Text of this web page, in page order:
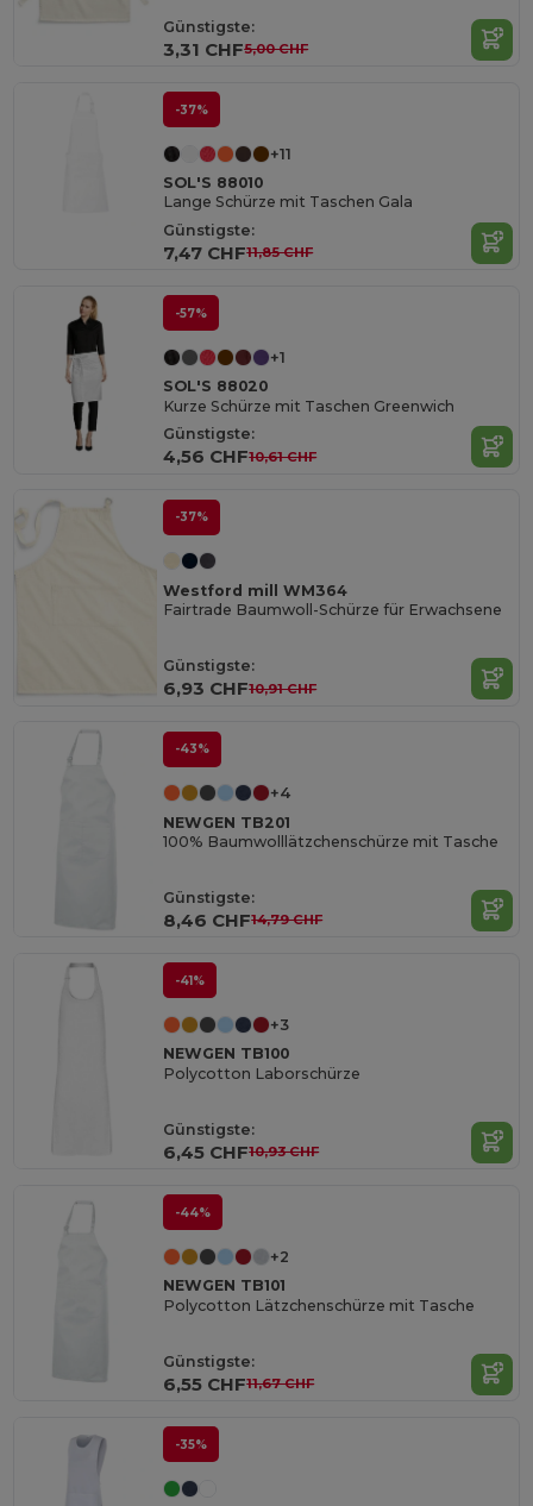
Günstigste:
3,31 CHF5,00 CHF
-37%
+11
SOL'S 88010
Lange Schürze mit Taschen Gala
Günstigste:
7,47 CHF11,85 CHF
-57%
+1
SOL'S 88020
Kurze Schürze mit Taschen Greenwich
Günstigste:
4,56 CHF10,61 CHF
-37%
Westford mill WM364
Fairtrade Baumwoll-Schürze für Erwachsene
Günstigste:
6,93 CHF10,91 CHF
-43%
+4
NEWGEN TB201
100% Baumwolllätzchenschürze mit Tasche
Günstigste:
8,46 CHF14,79 CHF
-41%
+3
NEWGEN TB100
Polycotton Laborschürze
Günstigste:
6,45 CHF10,93 CHF
-44%
+2
NEWGEN TB101
Polycotton Lätzchenschürze mit Tasche
Günstigste:
6,55 CHF11,67 CHF
-35%